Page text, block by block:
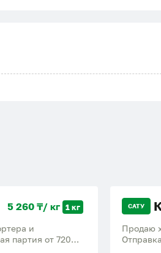
5 260 ₸/ кг 1 кг
и
партия от 720
САТУ
Продаю